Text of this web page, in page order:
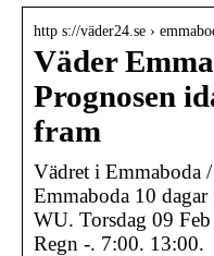
http s://väder24.se ›
Väder
Prognosen
fram
Vädret i Emmaboda
Emmaboda 10
WU. Torsdag 09
Regn -. 7:00. 13:00.